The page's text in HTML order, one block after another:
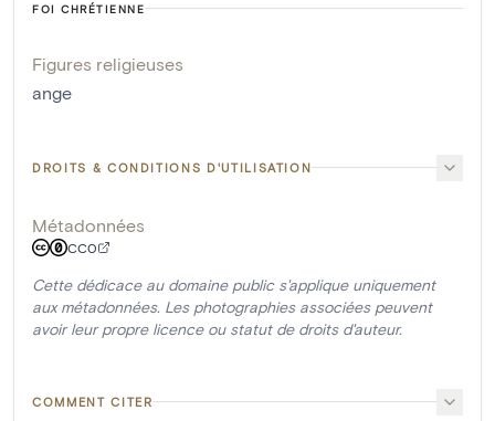
FOI CHRÉTIENNE
Figures religieuses
ange
DROITS & CONDITIONS D'UTILISATION
Métadonnées
CC0
Cette dédicace au domaine public s'applique uniquement
aux métadonnées. Les photographies associées peuvent
avoir leur propre licence ou statut de droits d'auteur.
COMMENT CITER